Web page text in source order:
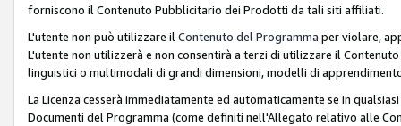
forniscono il Contenuto Pubblicitario dei Prodotti da tali siti affiliati.
L'utente non può utilizzare il Contenuto del Programma per violare,
L'utente non utilizzerà e non consentirà a terzi di utilizzare il
linguistici o multimodali di grandi dimensioni, modelli di
La Licenza cesserà immediatamente ed automaticamente se in
Documenti del Programma (come definiti nell'Allegato relativo alle